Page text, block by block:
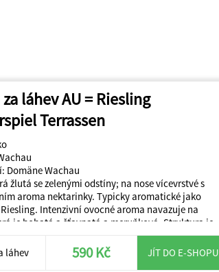
láhev AU = Riesling
Terrassen
Domäne Wachau
žlutá se zelenými odstíny; na nose vícevrstvé s
aroma nektarinky. Typicky aromatické jako
Intenzivní ovocné aroma navazuje na
je bohatá a šťavnatá a meruňková. Struktura je
s jemnou minerálností a kouřovým charakter,
vyvážený díky kyselosti a pikantní ovocitosti.
láhev 590 Kč JÍT DO E-SHOPU